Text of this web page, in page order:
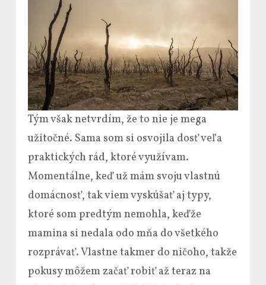
Tým však netvrdím, že to nie je mega
užitočné. Sama som si osvojila dosť veľa
praktických rád, ktoré využívam.
Momentálne, keď už mám svoju vlastnú
domácnosť, tak viem vyskúšať aj typy,
ktoré som predtým nemohla, keďže
mamina si nedala odo mňa do všetkého
rozprávať. Vlastne takmer do ničoho, takže
pokusy môžem začať robiť až teraz na